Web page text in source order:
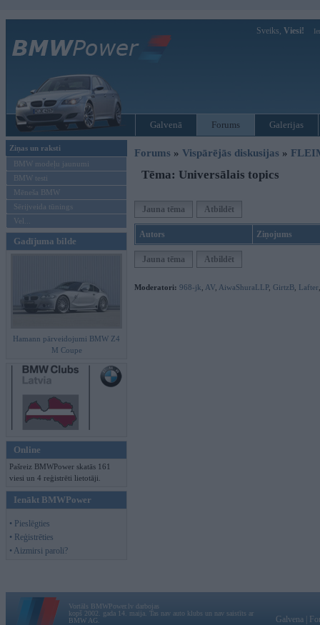
Sveiks, Viesi!
Galvenā Forums Galerijas
Ziņas un raksti
BMW modeļu jaunumi
BMW testi
Mēneša BMW
Sērijveida tūnings
Vel...
Gadījuma bilde
Hamann pārveidojumi BMW Z4
M Coupe
Online
Pašreiz BMWPower skatās 161
viesi un 4 reģistrēti lietotāji.
Ienākt BMWPower
• Pieslēgties
• Reģistrēties
• Aizmirsi paroli?
Forums » Vispārējās diskusijas »
Tēma: Universālais topics
Jauna tēma Atbildēt
Autors Ziņojums
Jauna tēma Atbildēt
Moderatori: 968-jk AV AiwaShuraLLP, GirtzB Lafter
Vortāls BMWPower.lv darbojas
kopš 2002. gada 14. maija. Tas nav auto klubs un nav saistīts ar
BMW AG.
Galvena